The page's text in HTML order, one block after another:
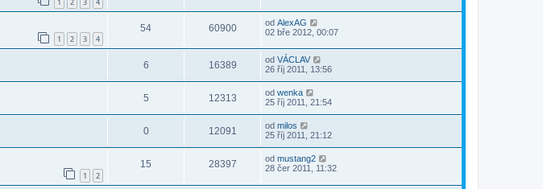
1 2 3 4
54 60900 od AlexAG
02 bře 2012, 00:07
6 16389 od VÁCLAV
26 říj 2011, 13:56
5 12313 od wenka
25 říj 2011, 21:54
0 12091 od milos
25 říj 2011, 21:12
1 2
15 28397 od mustang2
28 čer 2011, 11:32